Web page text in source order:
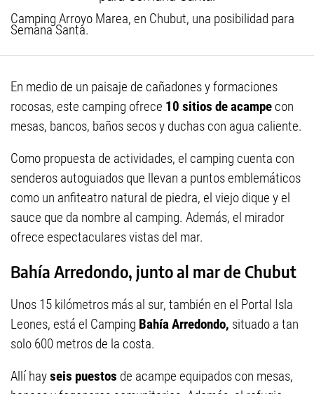
Camping Arroyo Marea, en Chubut, una posibilidad para
Semana Santa.
En medio de un paisaje de cañadones y formaciones
rocosas, este camping ofrece 10 sitios de acampe con
mesas, bancos, baños secos y duchas con agua caliente.
Como propuesta de actividades, el camping cuenta con
senderos autoguiados que llevan a puntos emblemáticos
como un anfiteatro natural de piedra, el viejo dique y el
sauce que da nombre al camping. Además, el mirador
ofrece espectaculares vistas del mar.
Bahía Arredondo, junto al mar de Chubut
Unos 15 kilómetros más al sur, también en el Portal Isla
Leones, está el Camping Bahía Arredondo, situado a tan
solo 600 metros de la costa.
Allí hayseis puestos de acampe equipados con mesas,